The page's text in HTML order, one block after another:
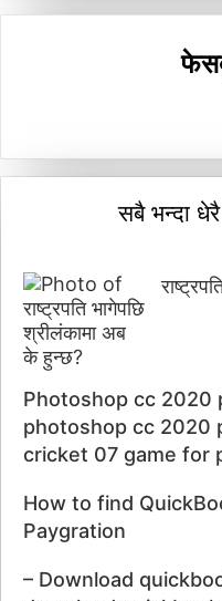
सबै भन्दा
Photoshop cc 2020
photoshop cc 2020
cricket 07 game for
How to find
Paygration
– Download